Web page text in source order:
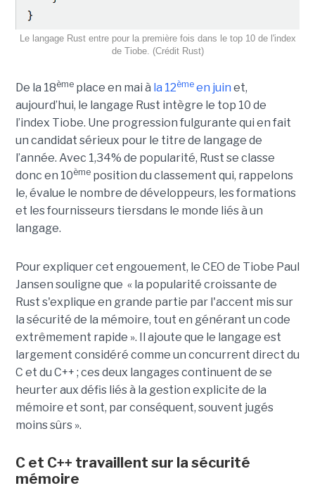
Le langage Rust entre pour la première fois dans le top 10 de l'index
de Tiobe. (Crédit Rust)
De la 18èmeplace en mai à la 12èmeen juin et,
aujourd’hui, le langage Rust intègre le top 10 de
l’index Tiobe. Une progression fulgurante qui en fait
un candidat sérieux pour le titre de langage de
l’année. Avec 1,34% de popularité, Rust se classe
donc en 10èmeposition du classement qui, rappelons
le, évalue le nombre de développeurs, les formations
et les fournisseurs tiersdans le monde liés à un
langage.
Pour expliquer cet engouement, le CEO de Tiobe Paul
Jansen souligne que « la popularité croissante de
Rust s'explique en grande partie par l'accent mis sur
la sécurité de la mémoire, tout en générant un code
extrêmement rapide ». Il ajoute que le langage est
largement considéré comme un concurrent direct du
C et du C++ ; ces deux langages continuent de se
heurter aux défis liés à la gestion explicite de la
mémoire et sont, par conséquent, souvent jugés
moins sûrs ».
C et C++ travaillent sur la sécurité
mémoire